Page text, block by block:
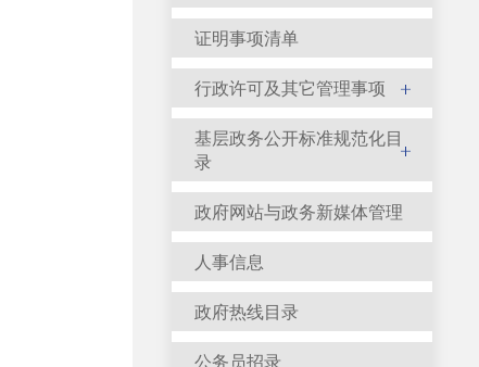
证明事项清单
行政许可及其它管理事项
基层政务公开标准规范化目
录
政府网站与政务新媒体管理
人事信息
政府热线目录
公务员招录